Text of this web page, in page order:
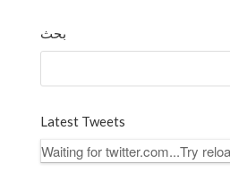
بحث
Latest Tweets
Waiting for twitter.com...Try